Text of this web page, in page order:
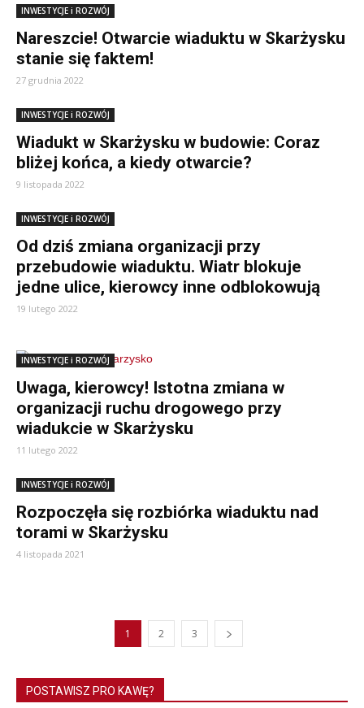
INWESTYCJE i ROZWÓJ
Nareszcie! Otwarcie wiaduktu w Skarżysku
stanie się faktem!
27 grudnia 2022
INWESTYCJE i ROZWÓJ
Wiadukt w Skarżysku w budowie: Coraz
bliżej końca, a kiedy otwarcie?
9 listopada 2022
INWESTYCJE i ROZWÓJ
Od dziś zmiana organizacji przy
przebudowie wiaduktu. Wiatr blokuje
jedne ulice, kierowcy inne odblokowują
19 lutego 2022
INWESTYCJE i ROZWÓJ
Uwaga, kierowcy! Istotna zmiana w
organizacji ruchu drogowego przy
wiadukcie w Skarżysku
11 lutego 2022
INWESTYCJE i ROZWÓJ
Rozpoczęła się rozbiórka wiaduktu nad
torami w Skarżysku
4 listopada 2021
1 2 3
POSTAWISZ PRO KAWĘ?